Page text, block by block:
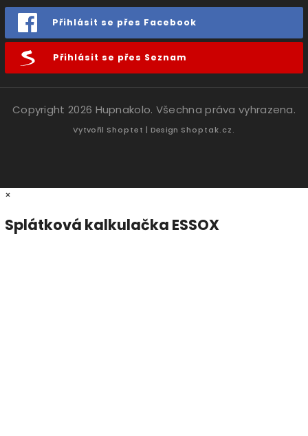
Přihlásit se přes Facebook
Přihlásit se přes Seznam
Copyright 2026 Hupnakolo. Všechna práva vyhrazena.
Vytvořil Shoptet | Design Shoptak.cz.
×
Splátková kalkulačka ESSOX